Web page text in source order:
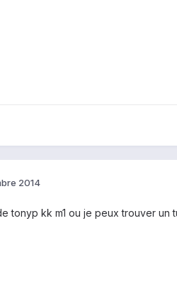
2014
tonyp kk m1 ou je peux trouver un